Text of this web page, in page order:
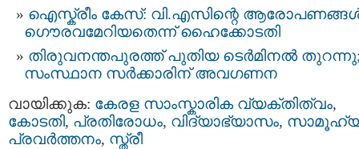
ഐസ്ക്രീം കേസ്: വി.എസിന്റെ
ഗൌരവമേറിയതെന്ന് ഹൈക്കോടതി
തിരുവനന്തപുരത്ത് പുതിയ ടെര്‍മിനല്‍
സംസ്ഥാന സര്‍ക്കാരിന് അവഗണന
വായിക്കുക: കേരള സാംസ്കാരിക വ്യക്തിത്വം,
കോടതി, പ്രതിരോധം, വിദ്യാഭ്യാസം,
പ്രവര്‍ത്തനം, സ്ത്രീ